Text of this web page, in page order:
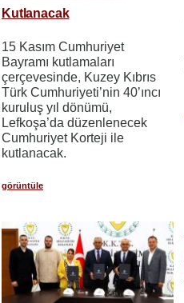
Kutlanacak
15 Kasım Cumhuriyet
Bayramı kutlamaları
çerçevesinde, Kuzey Kıbrıs
Türk Cumhuriyeti’nin 40’ıncı
kuruluş yıl dönümü,
Lefkoşa’da düzenlenecek
Cumhuriyet Korteji ile
kutlanacak.
görüntüle